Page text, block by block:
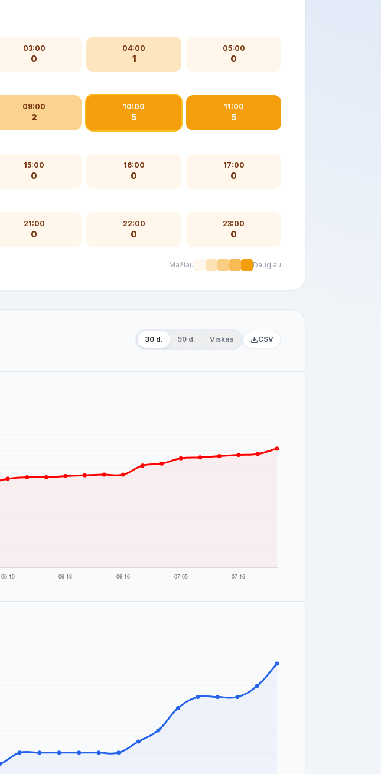
03:00
0
04:00
1
05:00
0
09:00
2
10:00
5
11:00
5
15:00
0
16:00
0
17:00
0
21:00
0
22:00
0
23:00
0
Mažiau Daugiau
30 d. 90 d. Viskas CSV